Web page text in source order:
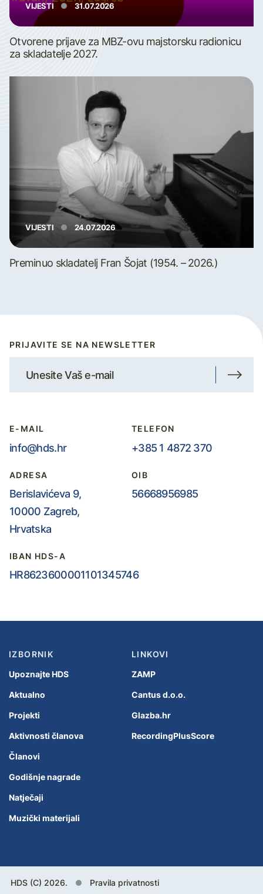
VIJESTI 31.07.2026
Otvorene prijave za MBZ-ovu majstorsku radionicu
za skladatelje 2027.
VIJESTI 24.07.2026
Preminuo skladatelj Fran Šojat (1954. – 2026.)
PRIJAVITE SE NA NEWSLETTER
E-MAIL
info@hds.hr
TELEFON
+385 1 4872 370
ADRESA
Berislavićeva 9,
10000 Zagreb,
Hrvatska
OIB
56668956985
IBAN HDS-A
HR8623600001101345746
IZBORNIK
Upoznajte HDS
Aktualno
Projekti
Aktivnosti članova
Članovi
Godišnje nagrade
Natječaji
Muzički materijali
LINKOVI
ZAMP
Cantus d.o.o.
Glazba.hr
RecordingPlusScore
HDS (C) 2026. Pravila privatnosti